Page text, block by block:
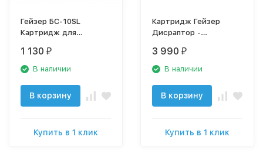
Гейзер БС-10SL
Картридж для
(ионообменная смола),
30608
1 130 ₽
В наличии
В корзину
Купить в 1 клик
Картридж Гейзер
Дисраптор -
с добавкой
активированного угля
3 990 ₽
В наличии
В корзину
Купить в 1 клик